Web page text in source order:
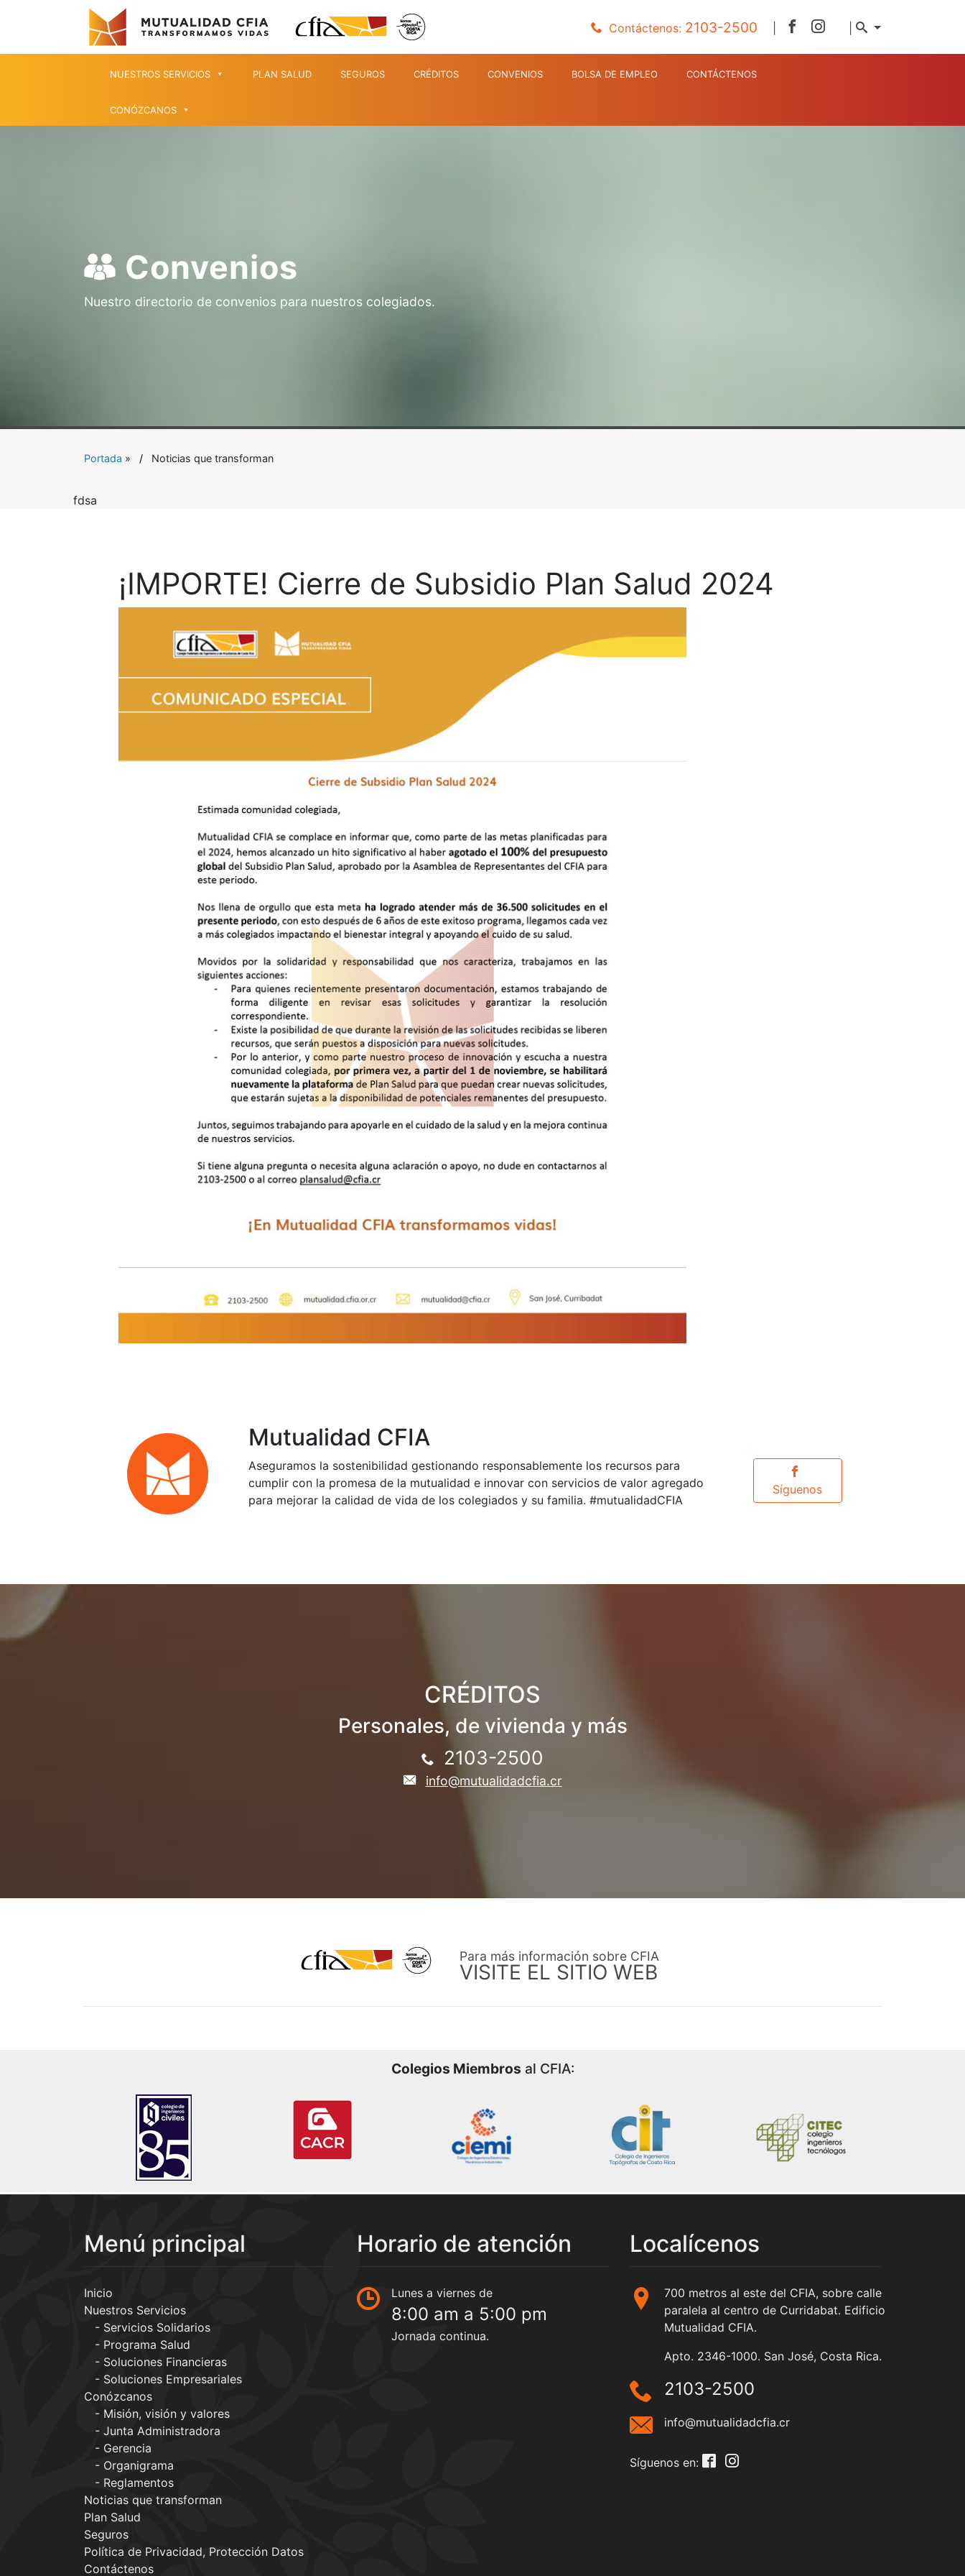
Contáctenos: 2103-2500 |
NUESTROS SERVICIOS PLAN SALUD SEGUROS CRÉDITOS CONVENIOS BOLSA DE EMPLEO CONTÁCTENOS
CONÓZCANOS
Convenios
Nuestro directorio de convenios para nuestros colegiados.
Portada » Noticias que transforman
fdsa
¡IMPORTE! Cierre de Subsidio Plan Salud 2024
Mutualidad CFIA
Aseguramos la sostenibilidad gestionando responsablemente los recursos para
cumplir con la promesa de la mutualidad e innovar con servicios de valor agregado
para mejorar la calidad de vida de los colegiados y su familia. #mutualidadCFIA
Síguenos
CRÉDITOS
Personales, de vivienda y más
2103-2500
info@mutualidadcfia.cr
Para más información sobre CFIA
VISITE EL SITIO WEB
Colegios Miembros al CFIA:
Menú principal
Inicio
Nuestros Servicios
Servicios Solidarios
Programa Salud
Soluciones Financieras
Soluciones Empresariales
Conózcanos
Misión, visión y valores
Junta Administradora
Gerencia
Organigrama
Reglamentos
Noticias que transforman
Plan Salud
Seguros
Política de Privacidad, Protección Datos
Contáctenos
Horario de atención
Lunes a viernes de
8:00 am a 5:00 pm
Jornada continua.
Localícenos
700 metros al este del CFIA, sobre calle
paralela al centro de Curridabat. Edificio
Mutualidad CFIA.
Apto. 2346-1000. San José, Costa Rica.
2103-2500
info@mutualidadcfia.cr
Síguenos en: